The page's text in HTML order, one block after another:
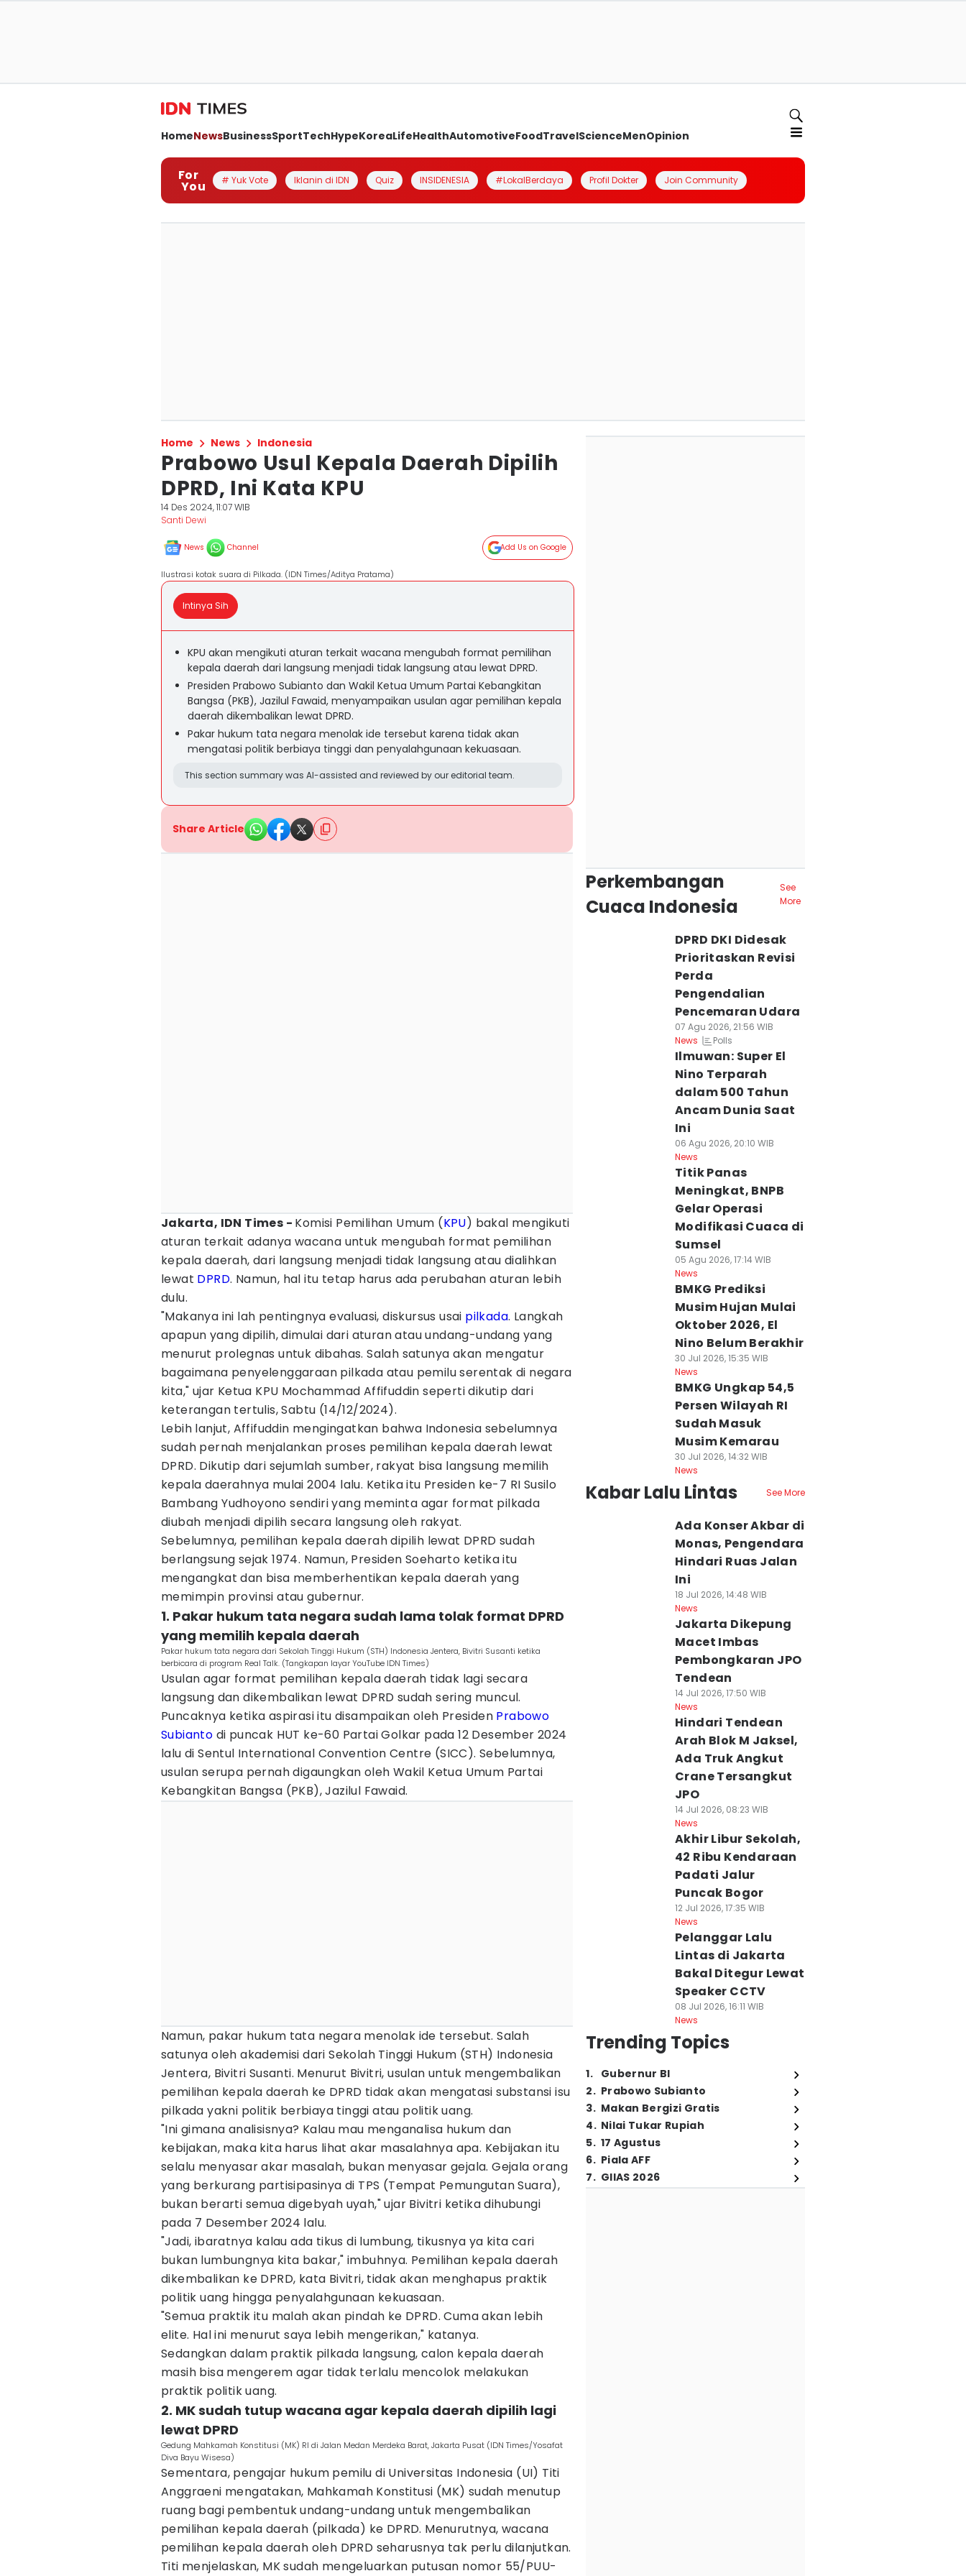
HomeNewsBusinessSportTechHypeKoreaLifeHealthAutomotiveFoodTravelScienceMenOpinion
For
You # Yuk Vote Iklanin di IDN Quiz INSIDENESIA #LokalBerdaya Profil Dokter Join Community
Home News Indonesia
Prabowo Usul Kepala Daerah Dipilih
DPRD, Ini Kata KPU
14 Des 2024, 11:07 WIB
Santi Dewi
News Channel Add Us on Google
Ilustrasi kotak suara di Pilkada. (IDN Times/Aditya Pratama)
Intinya Sih
KPU akan mengikuti aturan terkait wacana mengubah format pemilihan
kepala daerah dari langsung menjadi tidak langsung atau lewat DPRD.
Presiden Prabowo Subianto dan Wakil Ketua Umum Partai Kebangkitan
Bangsa (PKB), Jazilul Fawaid, menyampaikan usulan agar pemilihan kepala
daerah dikembalikan lewat DPRD.
Pakar hukum tata negara menolak ide tersebut karena tidak akan
mengatasi politik berbiaya tinggi dan penyalahgunaan kekuasaan.
This section summary was AI-assisted and reviewed by our editorial team.
Share Article
Jakarta, IDN Times - Komisi Pemilihan Umum (KPU) bakal mengikuti
aturan terkait adanya wacana untuk mengubah format pemilihan
kepala daerah, dari langsung menjadi tidak langsung atau dialihkan
lewat DPRD. Namun, hal itu tetap harus ada perubahan aturan lebih
dulu.
"Makanya ini lah pentingnya evaluasi, diskursus usai pilkada. Langkah
apapun yang dipilih, dimulai dari aturan atau undang-undang yang
menurut prolegnas untuk dibahas. Salah satunya akan mengatur
bagaimana penyelenggaraan pilkada atau pemilu serentak di negara
kita," ujar Ketua KPU Mochammad Affifuddin seperti dikutip dari
keterangan tertulis, Sabtu (14/12/2024).
Lebih lanjut, Affifuddin mengingatkan bahwa Indonesia sebelumnya
sudah pernah menjalankan proses pemilihan kepala daerah lewat
DPRD. Dikutip dari sejumlah sumber, rakyat bisa langsung memilih
kepala daerahnya mulai 2004 lalu. Ketika itu Presiden ke-7 RI Susilo
Bambang Yudhoyono sendiri yang meminta agar format pilkada
diubah menjadi dipilih secara langsung oleh rakyat.
Sebelumnya, pemilihan kepala daerah dipilih lewat DPRD sudah
berlangsung sejak 1974. Namun, Presiden Soeharto ketika itu
mengangkat dan bisa memberhentikan kepala daerah yang
memimpin provinsi atau gubernur.
1. Pakar hukum tata negara sudah lama tolak format DPRD
yang memilih kepala daerah
Pakar hukum tata negara dari Sekolah Tinggi Hukum (STH) Indonesia Jentera, Bivitri Susanti ketika
berbicara di program Real Talk. (Tangkapan layar YouTube IDN Times)
Usulan agar format pemilihan kepala daerah tidak lagi secara
langsung dan dikembalikan lewat DPRD sudah sering muncul.
Puncaknya ketika aspirasi itu disampaikan oleh Presiden Prabowo
Subianto di puncak HUT ke-60 Partai Golkar pada 12 Desember 2024
lalu di Sentul International Convention Centre (SICC). Sebelumnya,
usulan serupa pernah digaungkan oleh Wakil Ketua Umum Partai
Kebangkitan Bangsa (PKB), Jazilul Fawaid.
Namun, pakar hukum tata negara menolak ide tersebut. Salah
satunya oleh akademisi dari Sekolah Tinggi Hukum (STH) Indonesia
Jentera, Bivitri Susanti. Menurut Bivitri, usulan untuk mengembalikan
pemilihan kepala daerah ke DPRD tidak akan mengatasi substansi isu
pilkada yakni politik berbiaya tinggi atau politik uang.
"Ini gimana analisisnya? Kalau mau menganalisa hukum dan
kebijakan, maka kita harus lihat akar masalahnya apa. Kebijakan itu
selalu menyasar akar masalah, bukan menyasar gejala. Gejala orang
yang berkurang partisipasinya di TPS (Tempat Pemungutan Suara),
bukan berarti semua digebyah uyah," ujar Bivitri ketika dihubungi
pada 7 Desember 2024 lalu.
"Jadi, ibaratnya kalau ada tikus di lumbung, tikusnya ya kita cari
bukan lumbungnya kita bakar," imbuhnya. Pemilihan kepala daerah
dikembalikan ke DPRD, kata Bivitri, tidak akan menghapus praktik
politik uang hingga penyalahgunaan kekuasaan.
"Semua praktik itu malah akan pindah ke DPRD. Cuma akan lebih
elite. Hal ini menurut saya lebih mengerikan," katanya.
Sedangkan dalam praktik pilkada langsung, calon kepala daerah
masih bisa mengerem agar tidak terlalu mencolok melakukan
praktik politik uang.
2. MK sudah tutup wacana agar kepala daerah dipilih lagi
lewat DPRD
Gedung Mahkamah Konstitusi (MK) RI di Jalan Medan Merdeka Barat, Jakarta Pusat (IDN Times/Yosafat
Diva Bayu Wisesa)
Sementara, pengajar hukum pemilu di Universitas Indonesia (UI) Titi
Anggraeni mengatakan, Mahkamah Konstitusi (MK) sudah menutup
ruang bagi pembentuk undang-undang untuk mengembalikan
pemilihan kepala daerah (pilkada) ke DPRD. Menurutnya, wacana
pemilihan kepala daerah oleh DPRD seharusnya tak perlu dilanjutkan.
Titi menjelaskan, MK sudah mengeluarkan putusan nomor 55/PUU-
Perkembangan
Cuaca Indonesia
See
More
DPRD DKI Didesak
Prioritaskan Revisi
Perda
Pengendalian
Pencemaran Udara
07 Agu 2026, 21:56 WIB
News
Polls
Ilmuwan: Super El
Nino Terparah
dalam 500 Tahun
Ancam Dunia Saat
Ini
06 Agu 2026, 20:10 WIB
News
Titik Panas
Meningkat, BNPB
Gelar Operasi
Modifikasi Cuaca di
Sumsel
05 Agu 2026, 17:14 WIB
News
BMKG Prediksi
Musim Hujan Mulai
Oktober 2026, El
Nino Belum Berakhir
30 Jul 2026, 15:35 WIB
News
BMKG Ungkap 54,5
Persen Wilayah RI
Sudah Masuk
Musim Kemarau
30 Jul 2026, 14:32 WIB
News
Kabar Lalu Lintas See More
Ada Konser Akbar di
Monas, Pengendara
Hindari Ruas Jalan
Ini
18 Jul 2026, 14:48 WIB
News
Jakarta Dikepung
Macet Imbas
Pembongkaran JPO
Tendean
14 Jul 2026, 17:50 WIB
News
Hindari Tendean
Arah Blok M Jaksel,
Ada Truk Angkut
Crane Tersangkut
JPO
14 Jul 2026, 08:23 WIB
News
Akhir Libur Sekolah,
42 Ribu Kendaraan
Padati Jalur
Puncak Bogor
12 Jul 2026, 17:35 WIB
News
Pelanggar Lalu
Lintas di Jakarta
Bakal Ditegur Lewat
Speaker CCTV
08 Jul 2026, 16:11 WIB
News
Trending Topics
1. Gubernur BI
2. Prabowo Subianto
3. Makan Bergizi Gratis
4. Nilai Tukar Rupiah
5. 17 Agustus
6. Piala AFF
7. GIIAS 2026